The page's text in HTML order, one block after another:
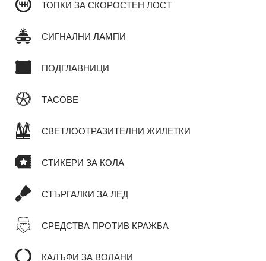
ТОПКИ ЗА СКОРОСТЕН ЛОСТ
СИГНАЛНИ ЛАМПИ
ПОДГЛАВНИЦИ
ТАСОВЕ
СВЕТЛООТРАЗИТЕЛНИ ЖИЛЕТКИ
СТИКЕРИ ЗА КОЛА
СТЪРГАЛКИ ЗА ЛЕД
СРЕДСТВА ПРОТИВ КРАЖБА
КАЛЪФИ ЗА ВОЛАНИ